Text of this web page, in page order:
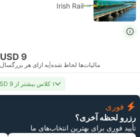
Irish Rail
USD 9
مالیات‌ها لحاظ شده به ازای هر بزرگسال
۱ کلاس بیشتر از USD 9
فوری
رزرو لحظه آخری؟
تأیید فوری برای بهترین انتخاب‌های ما